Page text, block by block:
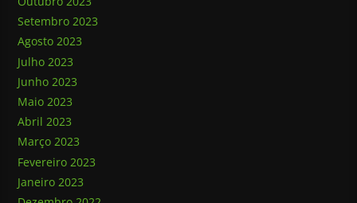
Setembro 2023
Agosto 2023
Julho 2023
Junho 2023
Maio 2023
Abril 2023
Março 2023
Fevereiro 2023
Janeiro 2023